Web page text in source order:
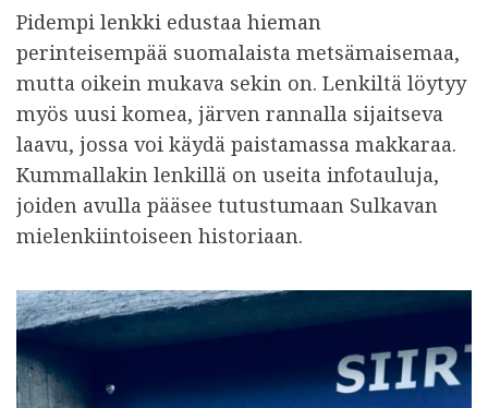
Pidempi lenkki edustaa hieman
perinteisempää suomalaista metsämaisemaa,
mutta oikein mukava sekin on. Lenkiltä löytyy
myös uusi komea, järven rannalla sijaitseva
laavu, jossa voi käydä paistamassa makkaraa.
Kummallakin lenkillä on useita infotauluja,
joiden avulla pääsee tutustumaan Sulkavan
mielenkiintoiseen historiaan.